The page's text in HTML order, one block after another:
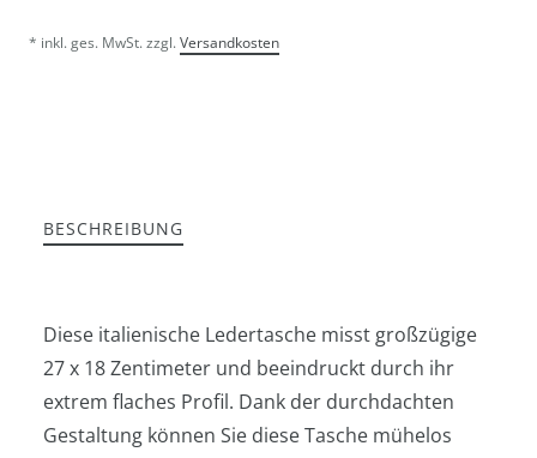
* inkl. ges. MwSt. zzgl.Versandkosten
BESCHREIBUNG
Diese italienische Ledertasche misst großzügige
27 x 18 Zentimeter und beeindruckt durch ihr
extrem flaches Profil. Dank der durchdachten
Gestaltung können Sie diese Tasche mühelos